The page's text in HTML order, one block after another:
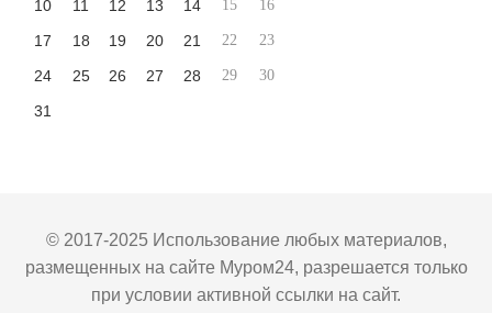
10 11 12 13 14 15 16
17 18 19 20 21 22 23
24 25 26 27 28 29 30
31
© 2017-2025 Использование любых материалов,
размещенных на сайте Муром24, разрешается только
при условии активной ссылки на сайт.